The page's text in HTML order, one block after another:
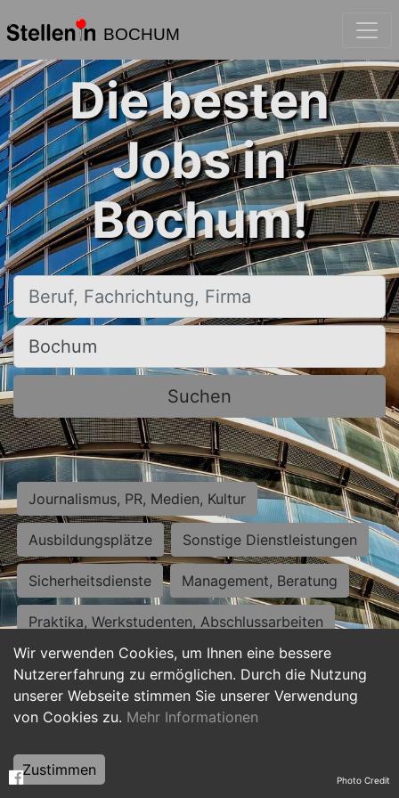
BOCHUM
Wir verwenden Cookies, um Ihnen eine bessere
Nutzererfahrung zu ermöglichen. Durch die Nutzung
unserer Webseite stimmen Sie unserer Verwendung
von Cookies zu. Mehr Informationen
Zustimmen
Die besten
Jobs in
Bochum!
Beruf, Fachrichtung, Firma
Ort, Stadt
Suchen
Journalismus, PR, Medien, Kultur
Ausbildungsplätze Sonstige Dienstleistungen
Sicherheitsdienste Management, Beratung
Praktika, Werkstudenten, Abschlussarbeiten
Personalwesen Assistenz, Sekretariat
Hilfskräfte, Aushilfs- und Nebenjobs
Weiterbildung, Studium, duale Ausbildung Photo Credit